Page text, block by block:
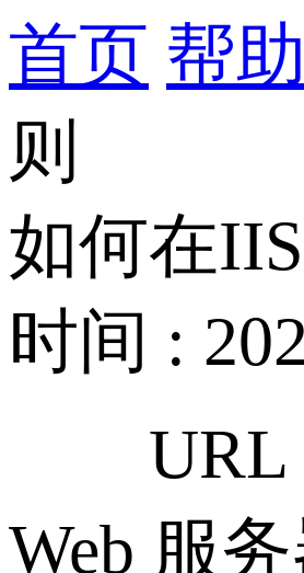
首页 帮
则
如何在
时间 :
URL
Web 服